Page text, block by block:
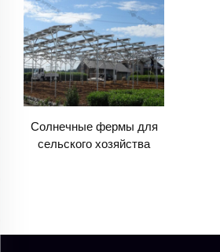
Солнечные фермы для
сельского хозяйства